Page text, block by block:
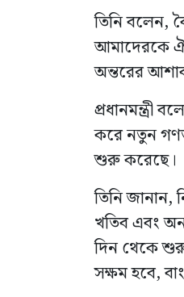
তিনি বলেন,
আমাদেরকে
অন্তরের
প্রধানমন্ত্রী
করে নতুন
শুরু করেছে।
তিনি জানান,
খতিব এবং
দিন থেকে
সক্ষম হবে,